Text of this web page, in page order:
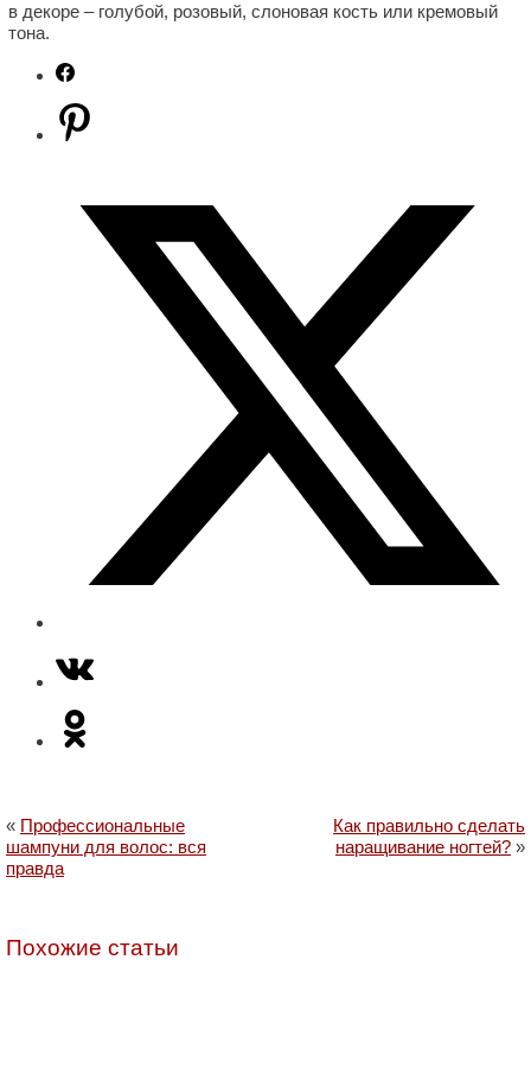
в декоре – голубой, розовый, слоновая кость или кремовый
тона.
« Профессиональные
шампуни для волос: вся
правда
Как правильно сделать
наращивание ногтей? »
Похожие статьи